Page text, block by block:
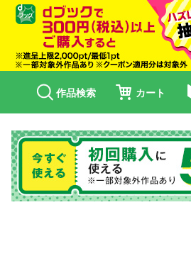
作品検索 カート